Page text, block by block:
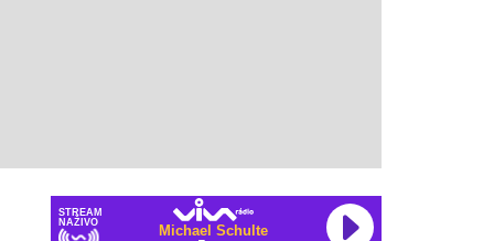
STREAM
NAŽIVO
Michael Schulte